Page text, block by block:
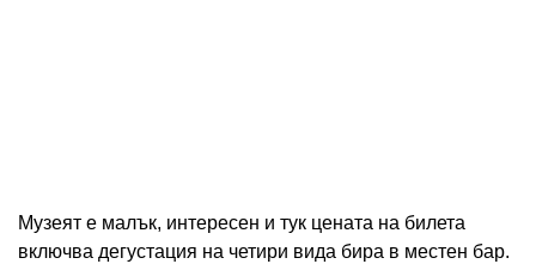
Музеят е малък, интересен и тук цената на билета
включва дегустация на четири вида бира в местен бар.